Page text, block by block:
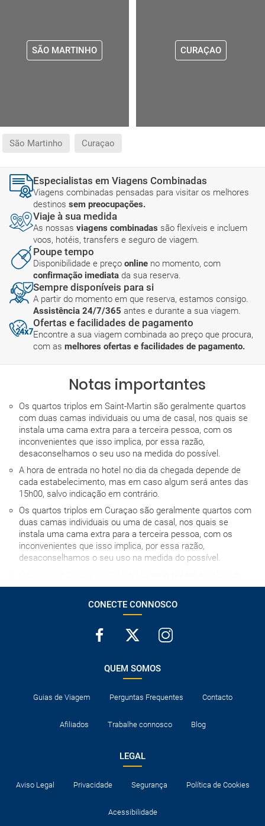
SÃO MARTINHO CURAÇAO
São Martinho Curaçao
Especialistas em Viagens Combinadas
Viagens combinadas pensadas para visitar os melhores
destinos sem preocupações.
Viaje à sua medida
As nossas viagens combinadas são flexíveis e incluem
voos, hotéis, transfers e seguro de viagem.
Poupe tempo
Disponibilidade e preço online no momento, com
confirmação imediata da sua reserva.
Sempre disponíveis para si
A partir do momento em que reserva, estamos consigo.
Assistência 24/7/365 antes e durante a sua viagem.
Ofertas e facilidades de pagamento
Encontre a sua viagem combinada ao preço que procura,
com as melhores ofertas e facilidades de pagamento.
Notas importantes
Os quartos triplos em Saint-Martin são geralmente quartos
com duas camas individuais ou uma de casal, nos quais se
instala uma cama extra para a terceira pessoa, com os
inconvenientes que isso implica, por essa razão,
desaconselhamos o seu uso na medida do possível.
A hora de entrada no hotel no dia da chegada depende de
cada estabelecimento, mas em caso algum será antes das
15h00, salvo indicação em contrário.
Os quartos triplos em Curaçao são geralmente quartos com
duas camas individuais ou uma de casal, nos quais se
instala uma cama extra para a terceira pessoa, com os
inconvenientes que isso implica, por essa razão,
desaconselhamos o seu uso na medida do possível.
por vezes, o seu uso é imprescindível para se registar nos
Normalmente os hotéis dispõem de berços para bebés.
Caso contrário, terão de dividir cama com um adulto.
Consulte a documentação necessária para entrar os
CONECTE CONNOSCO
QUEM SOMOS
Guias de Viagem Perguntas Frequentes Contacto
Afiliados Trabalhe connosco Blog
LEGAL
Aviso Legal Privacidade Segurança Política de Cookies
Acessibilidade